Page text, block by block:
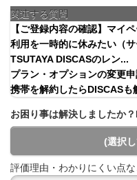
関連する質問
【ご登録内容の確認】マイ
利用を一時的に休みたい（サ
TSUTAYA DISCASのレン...
プラン・オプションの変更
携帯を解約したらDISCASも
お困り事は解決しましたか
(選択
評価理由・わかりにくい点な